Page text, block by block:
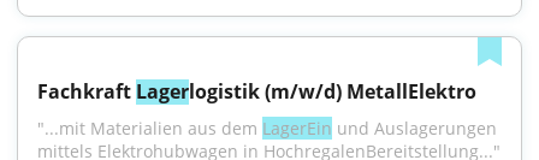
Fachkraft Lagerlogistik (m/w/d) MetallElektro
"...mit Materialien aus dem LagerEin und Auslagerungen
mittels Elektrohubwagen in HochregalenBereitstellung..."